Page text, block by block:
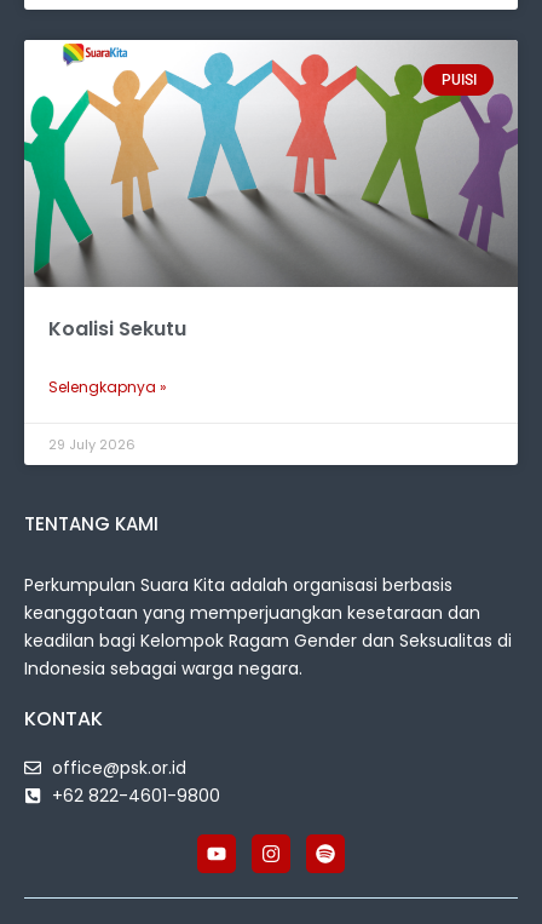
PUISI
Koalisi Sekutu
Selengkapnya »
29 July 2026
TENTANG KAMI
Perkumpulan Suara Kita adalah organisasi berbasis
keanggotaan yang memperjuangkan kesetaraan dan
keadilan bagi Kelompok Ragam Gender dan Seksualitas di
Indonesia sebagai warga negara.
KONTAK
office@psk.or.id
+62 822-4601-9800